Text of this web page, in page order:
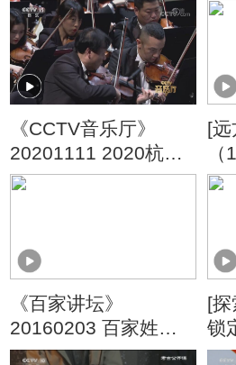
《CCTV音乐厅》
20201111 2020杭州
国际音乐节纪念贝多
[远
丽
《百家讲坛》
20160203 百家姓
（第三部）16 诸 左
[探
锁
两